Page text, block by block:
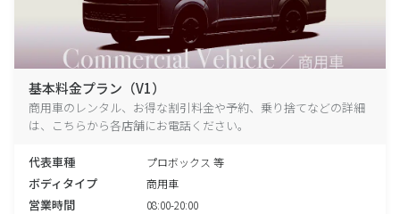
基本料金プラン（V1）
商用車のレンタル、お得な割引料金や予約、乗り捨てなどの詳細
は、こちらから各店舗にお電話ください。
代表車種 プロボックス 等
ボディタイプ 商用車
営業時間 08:00-20:00